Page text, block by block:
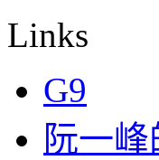
Links
G9
阮一